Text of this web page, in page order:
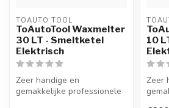
TOAUTO TOOL
ToAutoTool Waxmelter
30 LT - Smeltketel
Elektrisch
Zeer handige en
gemakkelijke professionele
10
Zeer